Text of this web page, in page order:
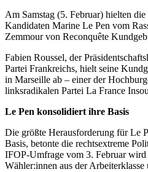
Am Samstag (5. Februar) hielten die
Kandidaten Marine Le Pen vom
Zemmour von Reconquête
Fabien Roussel, der
Partei Frankreichs, hielt seine
in Marseille ab – einer der
linksradikalen Partei La France
Le Pen konsolidiert ihre Basis
Die größte Herausforderung für Le
Basis, betonte die rechtsextreme
IFOP-Umfrage vom 3. Februar wird
Wähler:innen aus der Arbeiterklasse